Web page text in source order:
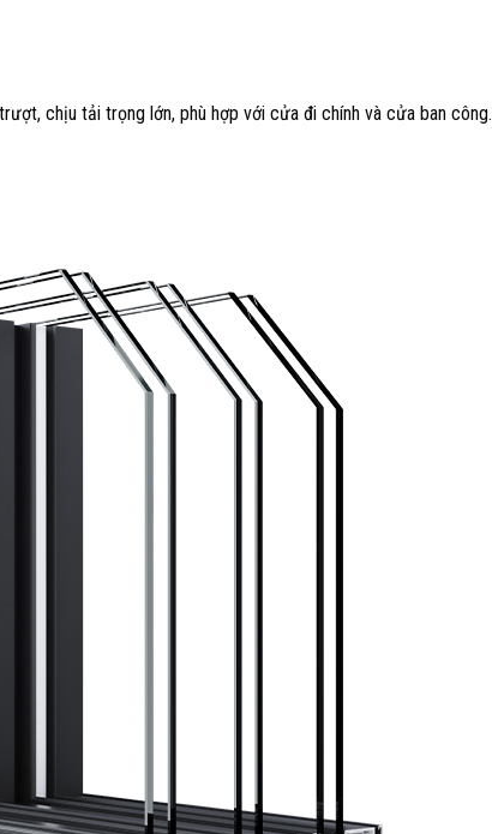
chịu tải trọng lớn, phù hợp với cửa đi chính và cửa ban công.